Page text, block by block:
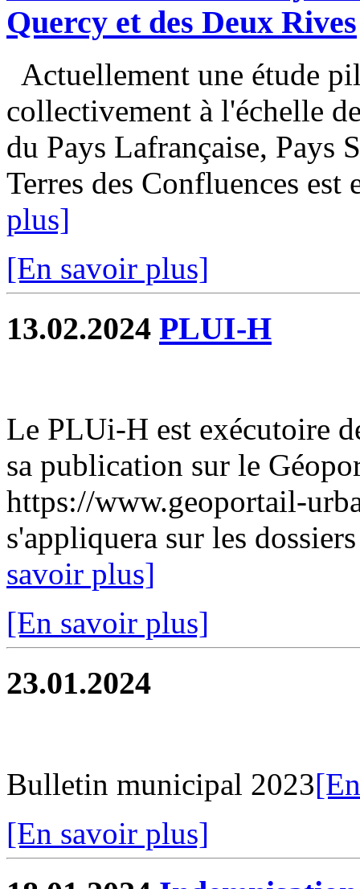
Quercy et des Deux Rives
Actuellement une étude
collectivement à l'échelle
du Pays Lafrançaise, Pays
Terres des Confluences est
plus]
[En savoir plus]
13.02.2024 PLUI-H
Le PLUi-H est exécutoire
sa publication sur le
https://www.geoportail-
s'appliquera sur les
savoir plus]
[En savoir plus]
23.01.2024
Bulletin municipal 2023
[En savoir plus]